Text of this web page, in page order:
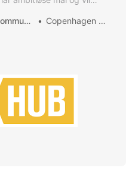
og skalere
copenhagen review of communication Copenhagen ROC